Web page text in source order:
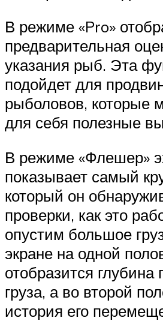
В режиме «Pro»
предварительная
указания рыб. Эта
подойдет для
рыболовов, которые
для себя полезные
В режиме «Флешер»
показывает самый
который он
проверки, как это
опустим большое
экране на одной
отобразится
груза, а во второй
история его